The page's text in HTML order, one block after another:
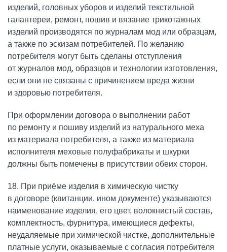
изделий, головных уборов и изделий текстильной
галантереи, ремонт, пошив и вязание трикотажных
изделий производятся по журналам мод или образцам,
а также по эскизам потребителей. По желанию
потребителя могут быть сделаны отступления
от журналов мод, образцов и технологии изготовления,
если они не связаны с причинением вреда жизни
и здоровью потребителя.
При оформлении договора о выполнении работ
по ремонту и пошиву изделий из натурального меха
из материала потребителя, а также из материала
исполнителя меховые полуфабрикаты и шкурки
должны быть помечены в присутствии обеих сторон.
18. При приёме изделия в химическую чистку
в договоре (квитанции, ином документе) указываются
наименование изделия, его цвет, волокнистый состав,
комплектность, фурнитура, имеющиеся дефекты,
неудаляемые при химической чистке, дополнительные
платные услуги, оказываемые с согласия потребителя